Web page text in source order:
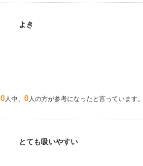
よき
0人中、 0人の方が参考になったと言っています。
とても吸いやすい